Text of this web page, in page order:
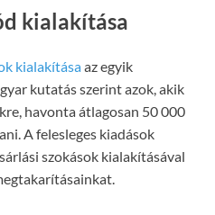
kialakítása
kialakításaaz egyik
kutatás szerint azok, akik
havonta átlagosan 50 000
A felesleges kiadások
szokások kialakításával